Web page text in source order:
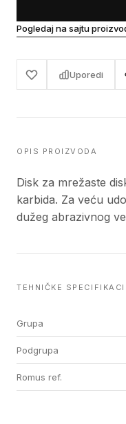
Pogledaj na sajtu
Uporedi
OPIS PROIZVODA
Disk za mrežaste
karbida. Za veću
dužeg abrazivnog
TEHNIČKE
Grupa
Podgrupa
Romus ref.